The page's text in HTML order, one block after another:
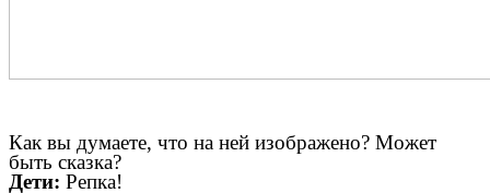
Как вы думаете, что на ней изображено? Может
быть сказка?
Дети: Репка!